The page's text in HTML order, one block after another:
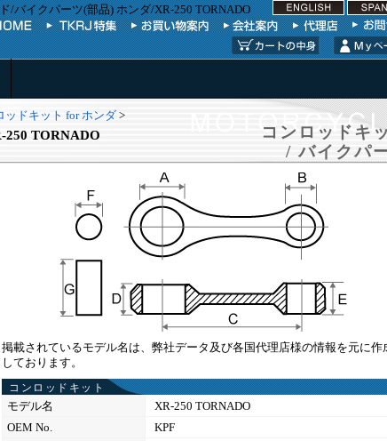
/バイクパーツ(部品) ホンダ/XR-250 TORNADO
ッドキット for ホンダ>
250 TORNADO
コンロッドキ
/ バイクパ
掲載されているモデル名は、弊社データ及び各国代理店様の情報を元に作
しております。
コンロッドキット
モデル名
XR-250 TORNADO
OEM No.
KPF